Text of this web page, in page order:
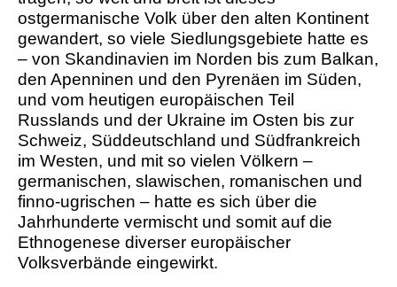
ostgermanische Volk über den alten Kontinent
gewandert, so viele Siedlungsgebiete hatte es
– von Skandinavien im Norden bis zum Balkan,
den Apenninen und den Pyrenäen im Süden,
und vom heutigen europäischen Teil
Russlands und der Ukraine im Osten bis zur
Schweiz, Süddeutschland und Südfrankreich
im Westen, und mit so vielen Völkern –
germanischen, slawischen, romanischen und
finno-ugrischen – hatte es sich über die
Jahrhunderte vermischt und somit auf die
Ethnogenese diverser europäischer
Volksverbände eingewirkt.